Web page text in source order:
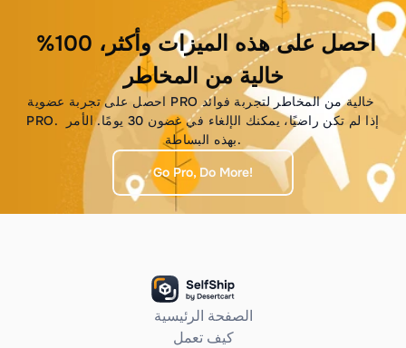
خالية من المخاطر
احصل على تجربة عضوية PRO خالية من المخاطر لتجربة فوائد
PRO. إذا لم تكن راضيًا، يمكنك الإلغاء في غضون 30 يومًا. الأمر
بهذه البساطة.
Go Pro, Do More!
الصفحة الرئيسية
كيف تعمل